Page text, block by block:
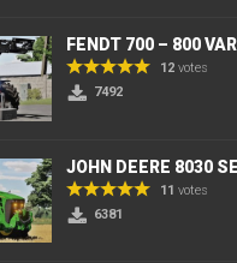
12 votes
7492
JOHN DEERE 8030
11 votes
6381